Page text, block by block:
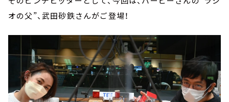
オの父”、武田砂鉄さんがご登場！